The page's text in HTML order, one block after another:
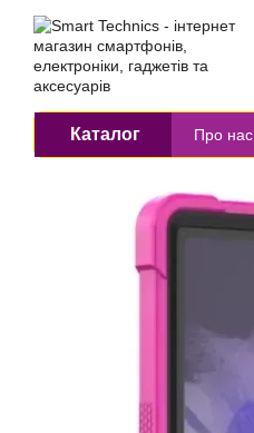
Перейти до основного контенту
Каталог Про нас